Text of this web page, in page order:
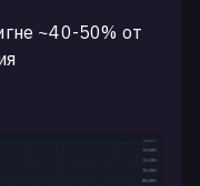
~40-50% от